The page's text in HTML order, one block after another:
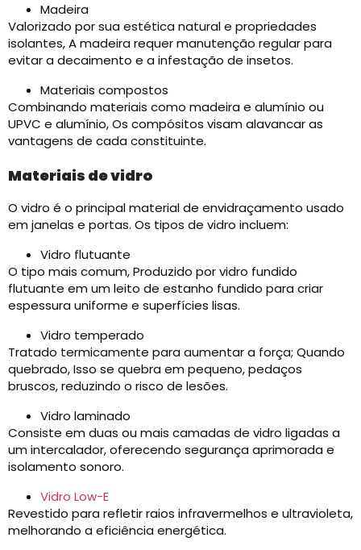
Madeira
Valorizado por sua estética natural e propriedades
isolantes, A madeira requer manutenção regular para
evitar a decaimento e a infestação de insetos.
Materiais compostos
Combinando materiais como madeira e alumínio ou
UPVC e alumínio, Os compósitos visam alavancar as
vantagens de cada constituinte.
Materiais de vidro
O vidro é o principal material de envidraçamento usado
em janelas e portas. Os tipos de vidro incluem:​
Vidro flutuante
O tipo mais comum, Produzido por vidro fundido
flutuante em um leito de estanho fundido para criar
espessura uniforme e superfícies lisas.
Vidro temperado
Tratado termicamente para aumentar a força; Quando
quebrado, Isso se quebra em pequeno, pedaços
bruscos, reduzindo o risco de lesões.
Vidro laminado
Consiste em duas ou mais camadas de vidro ligadas a
um intercalador, oferecendo segurança aprimorada e
isolamento sonoro.
Vidro Low-E
Revestido para refletir raios infravermelhos e ultravioleta,
melhorando a eficiência energética.